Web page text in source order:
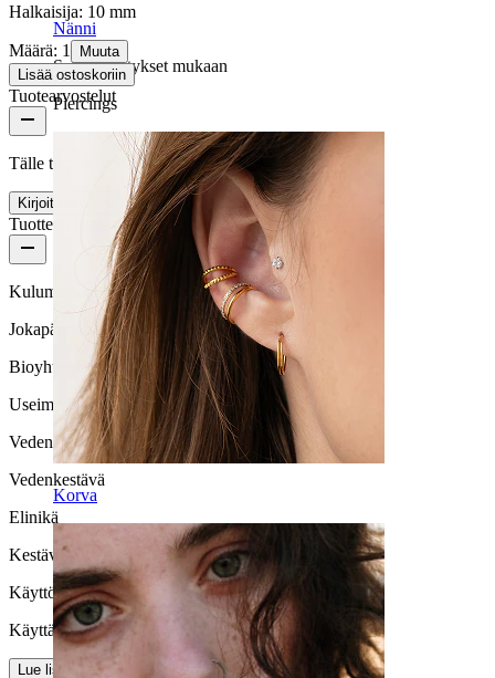
Nänni
Selaa lävistykset mukaan
Piercings
Korva
Halkaisija: 10 mm
Määrä: 1
Muuta
Lisää ostoskoriin
Tuotearvostelut
Tälle tuotteelle ei ole vielä arvosteluja
Kirjoita arvostelu
Tuotteen laatu
Kulumisnopeus
Jokapäiväiseen käyttöön
Bioyhteensopivuus
Useimmille ihotyypeille
Vedenkestävyys
Vedenkestävä
Elinikä
Kestävä
Käyttömukavuus
Käyttäjäystävällinen
Lue lisää